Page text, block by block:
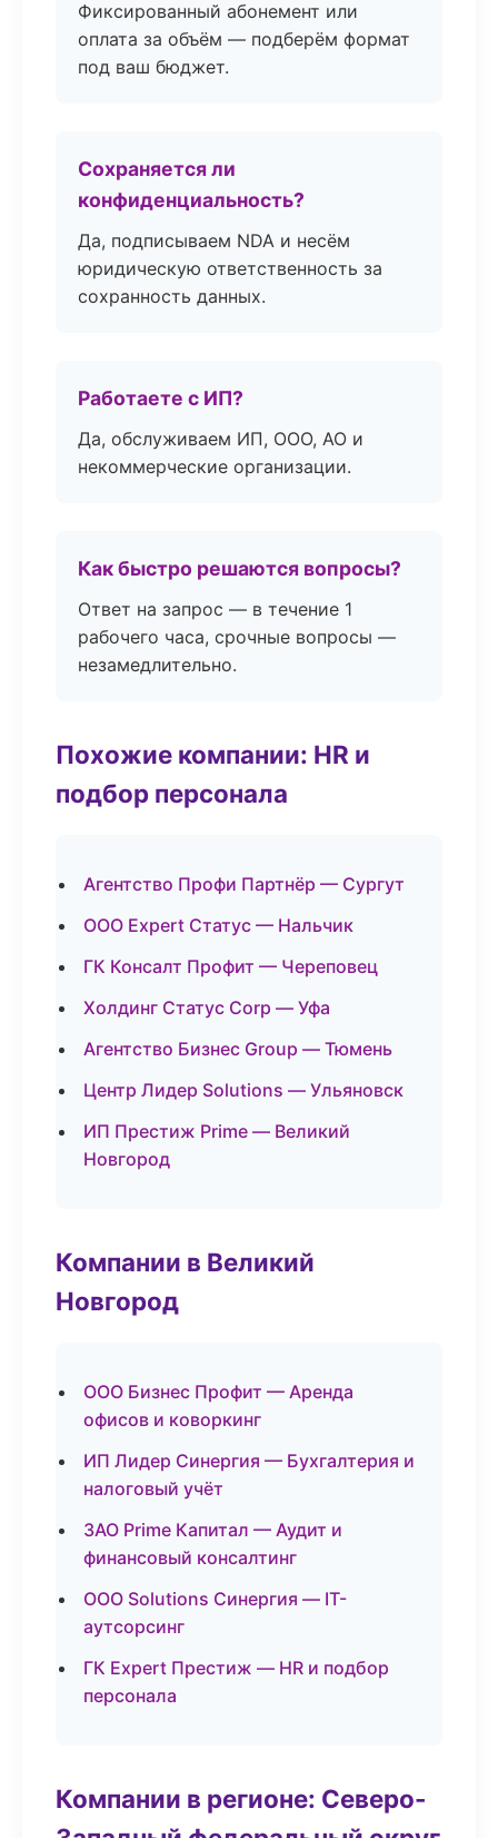
Фиксированный абонемент или
оплата за объём — подберём формат
под ваш бюджет.
Сохраняется ли
конфиденциальность?
Да, подписываем NDA и несём
юридическую ответственность за
сохранность данных.
Работаете с ИП?
Да, обслуживаем ИП, ООО, АО и
некоммерческие организации.
Как быстро решаются вопросы?
Ответ на запрос — в течение 1
рабочего часа, срочные вопросы —
незамедлительно.
Похожие компании: HR и
подбор персонала
Агентство Профи Партнёр — Сургут
ООО Expert Статус — Нальчик
ГК Консалт Профит — Череповец
Холдинг Статус Corp — Уфа
Агентство Бизнес Group — Тюмень
Центр Лидер Solutions — Ульяновск
ИП Престиж Prime — Великий
Новгород
Компании в Великий
Новгород
ООО Бизнес Профит — Аренда
офисов и коворкинг
ИП Лидер Синергия — Бухгалтерия и
налоговый учёт
ЗАО Prime Капитал — Аудит и
финансовый консалтинг
ООО Solutions Синергия — IT-
аутсорсинг
ГК Expert Престиж — HR и подбор
персонала
Компании в регионе: Северо-